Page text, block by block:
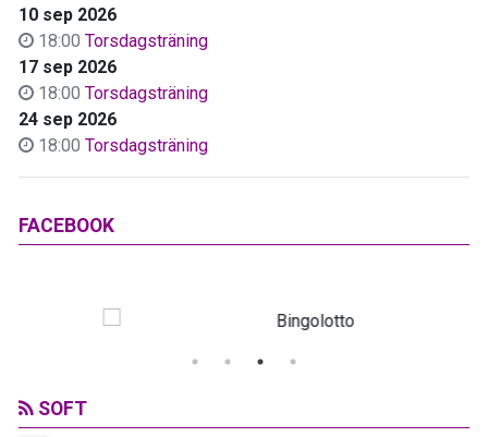
10 sep 2026
18:00 Torsdagsträning
17 sep 2026
18:00 Torsdagsträning
24 sep 2026
18:00 Torsdagsträning
FACEBOOK
SOFT